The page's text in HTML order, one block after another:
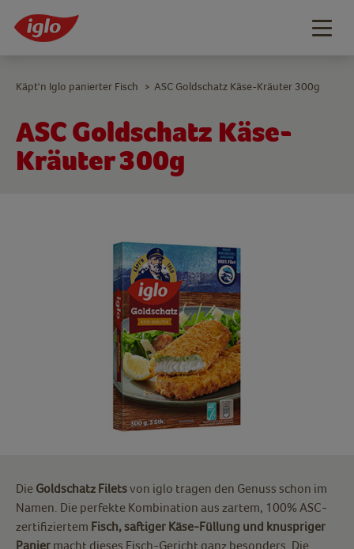
ASC Goldschatz Käse-
Kräuter 300g
Käpt'n Iglo panierter Fisch > ASC Goldschatz Käse-Kräuter 300g
Die Goldschatz Filetsvon iglo tragen den Genuss schon im
Namen. Die perfekte Kombination aus zartem, 100% ASC-
zertifiziertem Fisch, saftiger Käse-Füllung und knuspriger
Panier macht dieses Fisch-Gericht ganz besonders. Die